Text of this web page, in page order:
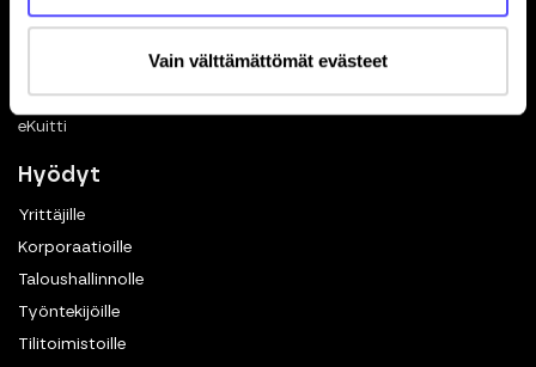
Vain välttämättömät evästeet
Kuittien skannaus
Dokumenttien hallinta
eKuitti
Hyödyt
Yrittäjille
Korporaatioille
Taloushallinnolle
Työntekijöille
Tilitoimistoille